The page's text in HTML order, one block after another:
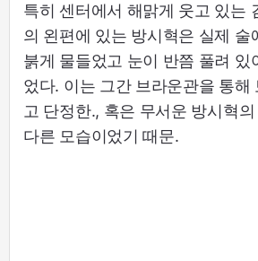
특히 센터에서 해맑게 웃고 있는
의 왼편에 있는 방시혁은 실제 술
붉게 물들었고 눈이 반쯤 풀려 있
었다. 이는 그간 브라운관을 통해
고 단정한., 혹은 무서운 방시혁
다른 모습이었기 때문.